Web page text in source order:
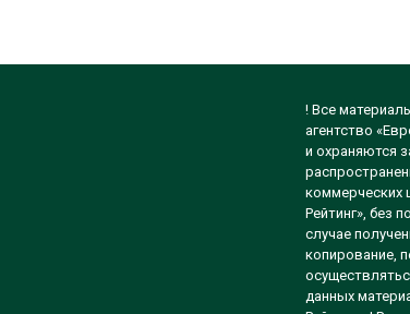
! Все
агентство
и охраняются
коммерческих
Рейтинг», без
случае
копирование,
данных